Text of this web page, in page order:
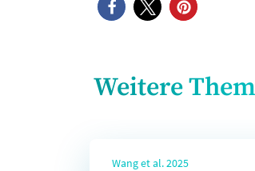
Weitere
Wang et al. 2025